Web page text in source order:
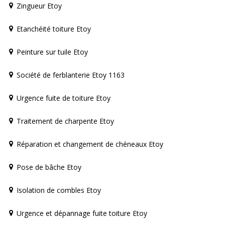
Zingueur Etoy
Etanchéité toiture Etoy
Peinture sur tuile Etoy
Société de ferblanterie Etoy 1163
Urgence fuite de toiture Etoy
Traitement de charpente Etoy
Réparation et changement de chéneaux Etoy
Pose de bâche Etoy
Isolation de combles Etoy
Urgence et dépannage fuite toiture Etoy